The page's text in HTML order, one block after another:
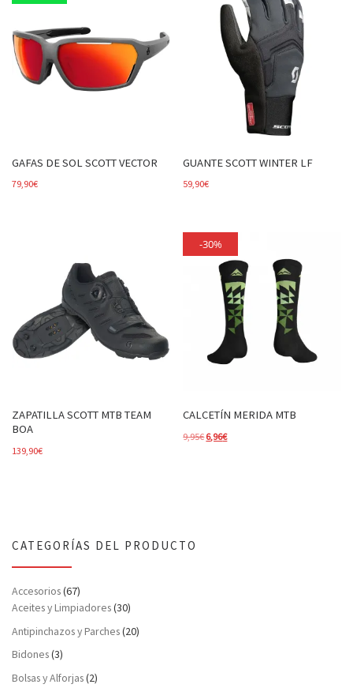
GAFAS DE SOL SCOTT VECTOR
79,90€
GUANTE SCOTT WINTER LF
59,90€
ZAPATILLA SCOTT MTB TEAM
BOA
139,90€
-30%
CALCETÍN MERIDA MTB
9,95€El precio original era: 9,95€.
6,96€El precio actual es: 6,96€.
CATEGORÍAS DEL PRODUCTO
Accesorios(67)
Aceites y Limpiadores(30)
Antipinchazos y Parches(20)
Bidones(3)
Bolsas y Alforjas(2)